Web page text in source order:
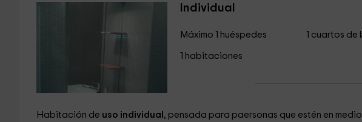
Individual
Máximo 1 huéspedes
1 habitaciones
1 cuartos de
Habitación de uso individual , pensada para paersonas que estén en